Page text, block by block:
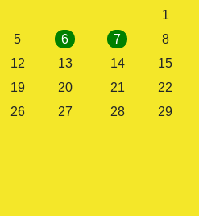
1
5 6 7
8
12 13 14
15
19 20 21
22
26 27 28
29